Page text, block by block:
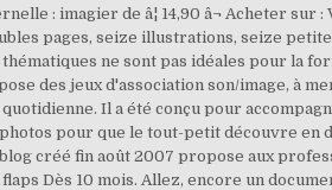
: imagier de â¦ 14,90 â¬ Acheter
pages, seize illustrations, seize
ne sont pas idéales pour la
des jeux d'association son/image, à
Il a été conçu pour
pour que le tout-petit découvre
créé fin août 2007 propose aux
Dès 10 mois. Allez, encore un